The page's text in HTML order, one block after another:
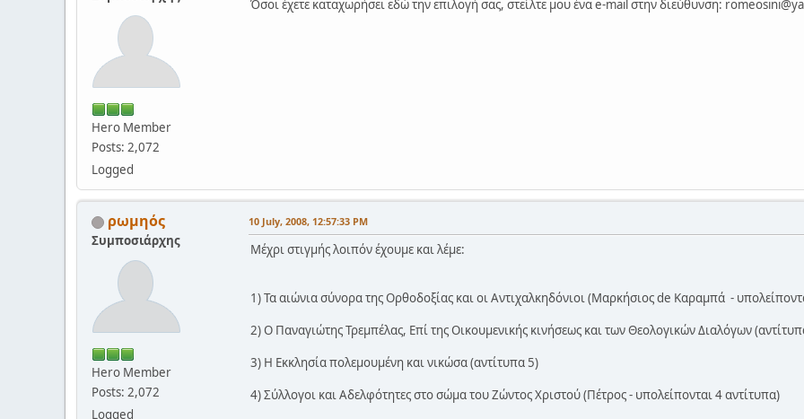
Hero Member
Posts: 2,072
Logged
Όσοι έχετε καταχωρήσει εδώ την επιλογή σας, στείλτε μου ένα e-mail στην διεύθυνση:
ρωμηός
Συμποσιάρχης
Hero Member
Posts: 2,072
Logged
10 July, 2008, 12:57:33 PM
Μέχρι στιγμής λοιπόν έχουμε και λέμε:
1) Τα αιώνια σύνορα της Ορθοδοξίας και οι Αντιχαλκηδόνιοι (Μαρκήσιος de Καραμπά -
2) Ο Παναγιώτης Τρεμπέλας, Επί της Οικουμενικής κινήσεως και των Θεολογικών Διαλόγων
3) Η Εκκλησία πολεμουμένη και νικώσα (αντίτυπα 5)
4) Σύλλογοι και Αδελφότητες στο σώμα του Ζώντος Χριστού (Πέτρος - υπολείπονται 4 αντίτυπα)